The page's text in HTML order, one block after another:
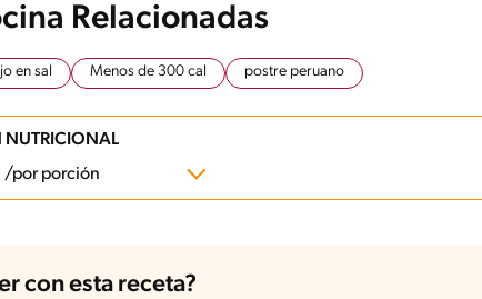
Relacionadas
en sal Menos de 300 cal postre peruano
NUTRICIONAL
/por porción
con esta receta?